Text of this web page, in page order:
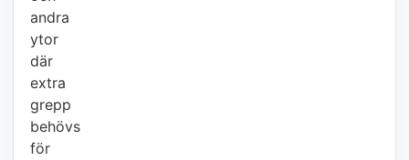
andra
ytor
där
extra
grepp
behövs
för